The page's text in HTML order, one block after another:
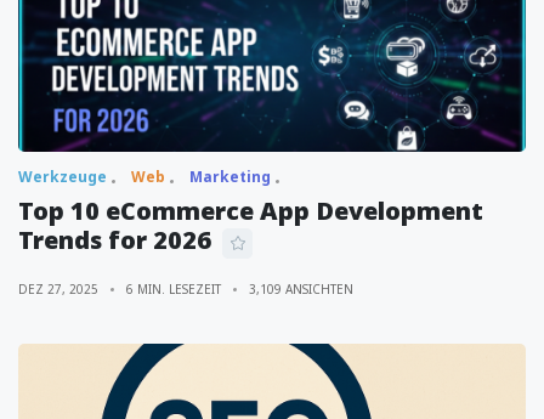
Werkzeuge Web Marketing
Top 10 eCommerce App Development
Trends for 2026
DEZ 27, 2025 6 MIN. LESEZEIT 3,109 ANSICHTEN